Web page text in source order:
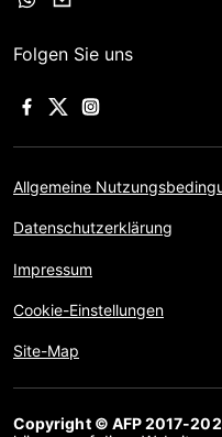
Folgen Sie uns
Allgemeine
Datenschutzerklärung
Impressum
Cookie-Einstellungen
Site-Map
Copyright © AFP 2017-